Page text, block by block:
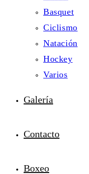
Basquet
Ciclismo
Natación
Hockey
Varios
Galería
Contacto
Boxeo